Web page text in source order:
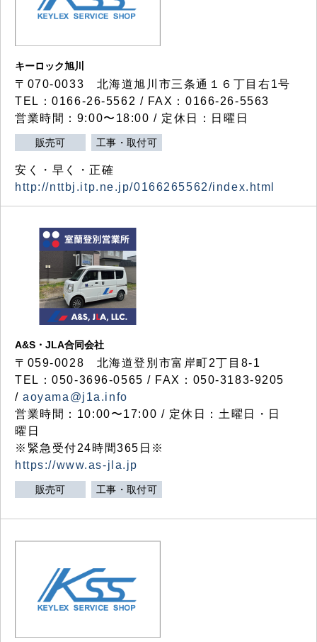
キーロック旭川
〒070-0033 北海道旭川市三条通１６丁目右1号
TEL：0166-26-5562 / FAX：0166-26-5563
営業時間：9:00〜18:00 / 定休日：日曜日
販売可 工事・取付可
安く・早く・正確
http://nttbj.itp.ne.jp/0166265562/index.html
A&S・JLA合同会社
〒 059-0028 北海道登別市富岸町2丁目 8-1
TEL：050-3696-0565 / FAX：050-3183-9205
/aoyama@j1a.info
営業時間：10:00〜17:00 / 定休日：土曜日・日
曜日
※緊急受付24時間365日※
https://www.as-jla.jp
販売可 工事・取付可